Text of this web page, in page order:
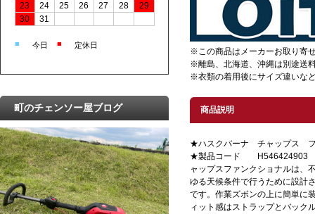
※この商品はメーカーお取り寄
※離島、北海道、沖縄は別途送
※衣類の着用後にサイズ違いな
商品説明
★ハスクバーナ チャップス フ
★製品コード H546424903
ャップスファンクショナルは、
ゆる天候条件で行うために設計
です。作業ズボンの上に簡単に
ィット感はストラップとバック
23
24 25 26 27 28
29
30
31
■ 今日 ■ 定休日
町のチェンソー屋ブログ